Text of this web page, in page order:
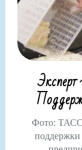
Фото: